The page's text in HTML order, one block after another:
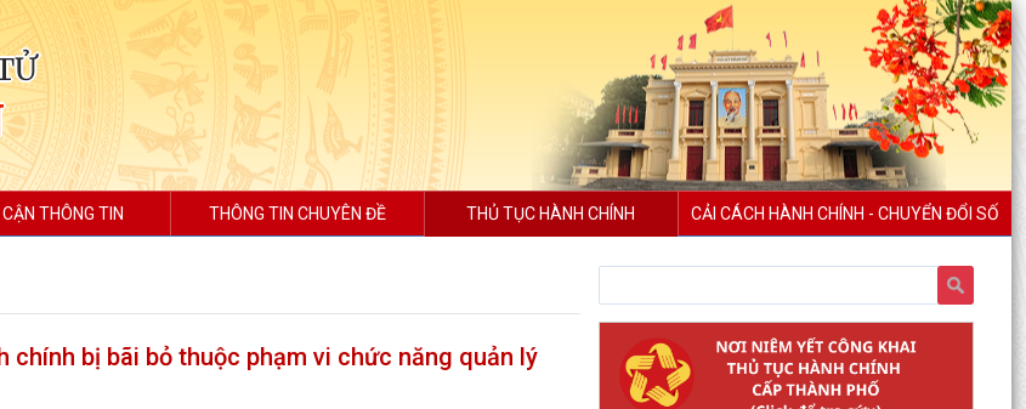
THÔNG TIN THÔNG TIN CHUYÊN ĐỀ THỦ TỤC HÀNH CHÍNH CẢI CÁCH HÀNH CHÍNH - CHUYỂN ĐỔI SỐ
chính bị bãi bỏ thuộc phạm vi chức năng quản lý